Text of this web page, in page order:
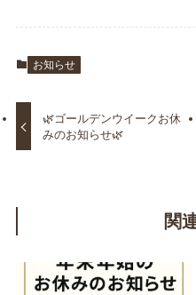
お知らせ
🌿ゴールデンウイークお休
みのお知らせ🌿
関